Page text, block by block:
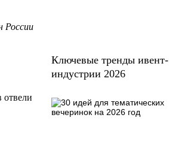
отвели
Ключевые тренды ивент-
индустрии 2026